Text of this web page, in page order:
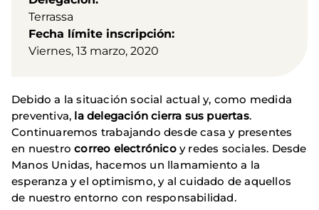
Terrassa
Fecha límite inscripción
Viernes, 13 marzo, 2020
Debido a la situación social actual y, como medida
preventiva, la delegación cierra sus puertas.
Continuaremos trabajando desde casa y presentes
en nuestrocorreo electrónicoy redes sociales. Desde
Manos Unidas, hacemos un llamamiento a la
esperanza y el optimismo, y al cuidado de aquellos
de nuestro entorno con responsabilidad.